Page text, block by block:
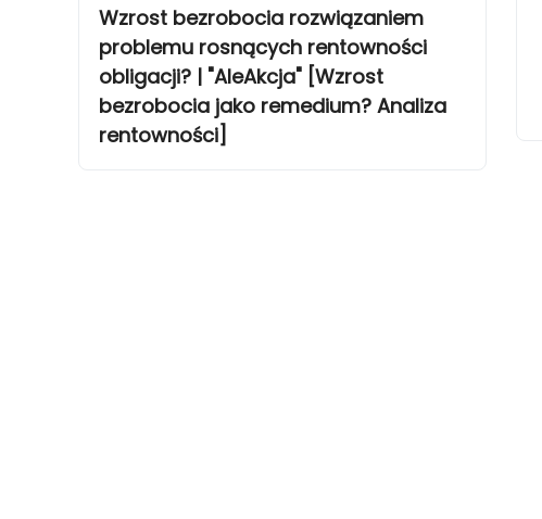
Wzrost bezrobocia rozwiązaniem
problemu rosnących rentowności
obligacji? | "AleAkcja" [Wzrost
bezrobocia jako remedium? Analiza
rentowności]